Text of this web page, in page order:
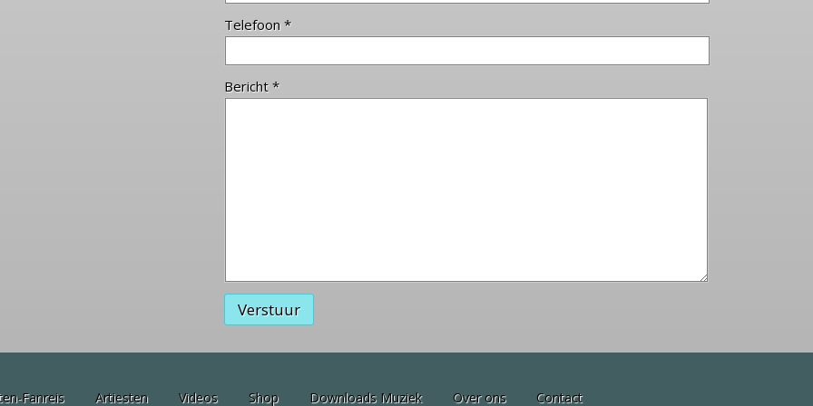
Telefoon *
Bericht *
Verstuur
Fanreis Artiesten Videos Shop Downloads Muziek Over ons Contact